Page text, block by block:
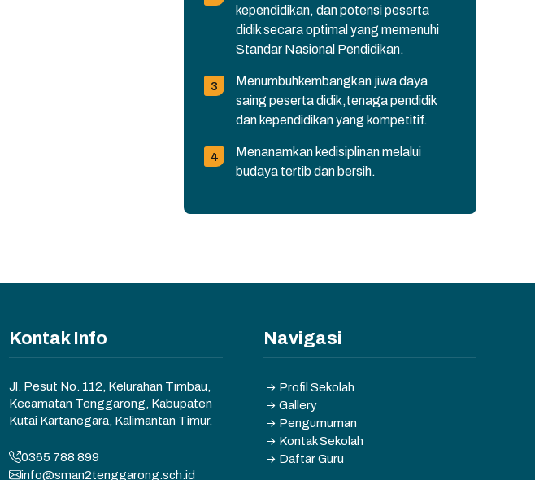
kependidikan, dan potensi peserta
didik secara optimal yang memenuhi
Standar Nasional Pendidikan.
Menumbuhkembangkan jiwa daya
saing peserta didik,tenaga pendidik
dan kependidikan yang kompetitif.
Menanamkan kedisiplinan melalui
budaya tertib dan bersih.
Kontak Info
Jl. Pesut No. 112, Kelurahan Timbau,
Kecamatan Tenggarong, Kabupaten
Kutai Kartanegara, Kalimantan Timur.
0365 788 899
info@sman2tenggarong.sch.id
Navigasi
Profil Sekolah
Gallery
Pengumuman
Kontak Sekolah
Daftar Guru